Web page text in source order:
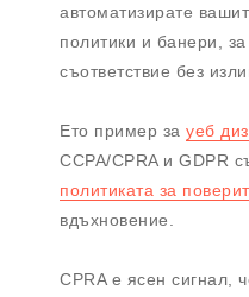
автоматизирате
политики и банери,
съответствие без
Ето пример за уеб
CCPA/CPRA и GDPR
политиката за
вдъхновение.
CPRA е ясен сигнал,